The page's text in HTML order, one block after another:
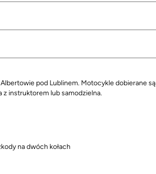
pod Lublinem. Motocykle dobierane są
instruktorem lub samodzielna.
na dwóch kołach